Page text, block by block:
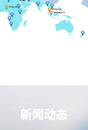
新闻动态